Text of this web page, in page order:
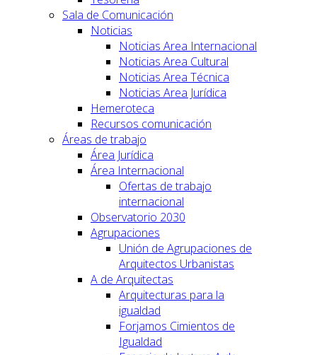
Sala de Comunicación
Noticias
Noticias Area Internacional
Noticias Area Cultural
Noticias Area Técnica
Noticias Area Jurídica
Hemeroteca
Recursos comunicación
Áreas de trabajo
Área Jurídica
Área Internacional
Ofertas de trabajo
internacional
Observatorio 2030
Agrupaciones
Unión de Agrupaciones de
Arquitectos Urbanistas
A de Arquitectas
Arquitecturas para la
igualdad
Forjamos Cimientos de
Igualdad